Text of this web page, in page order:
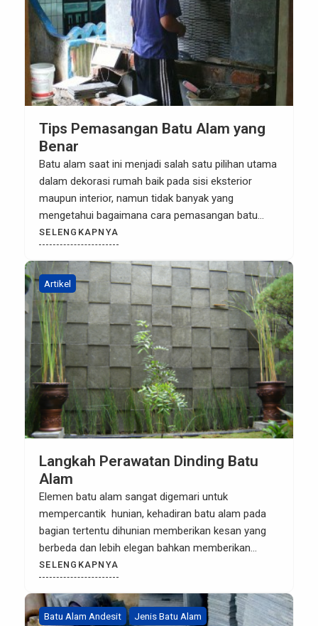
Tips Pemasangan Batu Alam yang
Benar
Batu alam saat ini menjadi salah satu pilihan utama
dalam dekorasi rumah baik pada sisi eksterior
maupun interior, namun tidak banyak yang
mengetahui bagaimana cara pemasangan batu
alam yang tepat dan baik. Pemasangan yang tepat
dibutuhkan mengingat harga batu alam yang
cenderung lebih mahal dibandingkan keramik biasa
pada umumnya. Dengan sedikit tambahan
pengetahuan ini kami […]
SELENGKAPNYA
Artikel
Langkah Perawatan Dinding Batu
Alam
Elemen batu alam sangat digemari untuk
mempercantik hunian, kehadiran batu alam pada
bagian tertentu dihunian memberikan kesan yang
berbeda dan lebih elegan bahkan memberikan
sentuhan alami disudut ruangan. Batu alam
memang menjadi bagain terpenting untuk hunian
minimalis zaman sekarang. Penggunaan batu alam
pada rumah rumah mewah atau bergaya minimalis
SELENGKAPNYA
Batu Alam Andesit Jenis Batu Alam